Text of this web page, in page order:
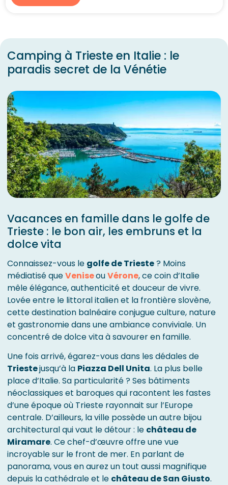
Camping à Trieste en Italie : le
paradis secret de la Vénétie
Vacances en famille dans le golfe de
Trieste : le bon air, les embruns et la
dolce vita
Connaissez-vous le golfe de Trieste? Moins
médiatisé queVeniseouVérone, ce coin d’Italie
mêle élégance, authenticité et douceur de vivre.
Lovée entre le littoral italien et la frontière slovène,
cette destination balnéaire conjugue culture, nature
et gastronomie dans une ambiance conviviale. Un
concentré de dolce vita à savourer en famille.
Une fois arrivé, égarez-vous dans les dédales de
Triestejusqu’à la Piazza Dell Unita. La plus belle
place d’Italie. Sa particularité ? Ses bâtiments
néoclassiques et baroques qui racontent les fastes
d’une époque où Trieste rayonnait sur l’Europe
centrale. D’ailleurs, la ville possède un autre bijou
architectural qui vaut le détour : le château de
Miramare. Ce chef-d’œuvre offre une vue
incroyable sur le front de mer. En parlant de
panorama, vous en aurez un tout aussi magnifique
depuis la cathédrale et le château de San Giusto.